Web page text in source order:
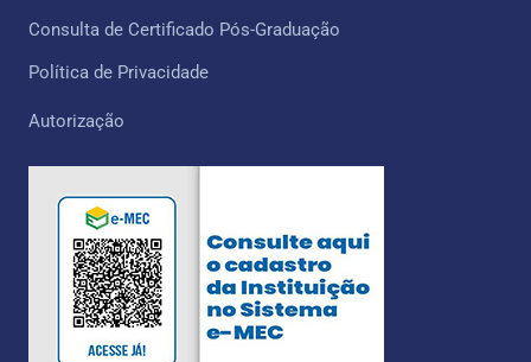
Consulta de Certificado Pós-Graduação
Política de Privacidade
Autorização